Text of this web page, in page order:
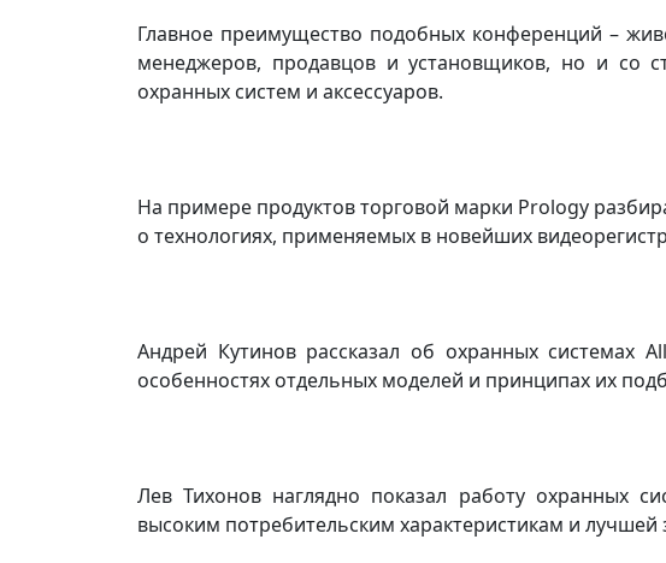
Главное преимущество подобных конференций –
менеджеров, продавцов и установщиков, но и со
охранных систем и аксессуаров.
На примере продуктов торговой марки Prology
о технологиях, применяемых в новейших
Андрей Кутинов рассказал об охранных системах
особенностях отдельных моделей и принципах их
Лев Тихонов наглядно показал работу охранных
высоким потребительским характеристикам и